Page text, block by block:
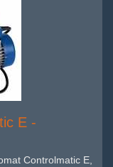
E -
Controlmatic E,